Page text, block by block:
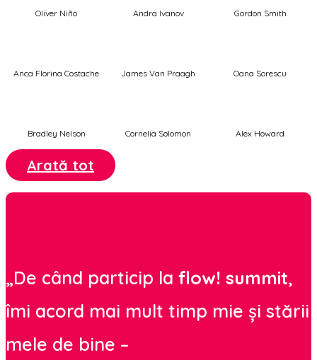
Oliver Niño Andra Ivanov Gordon Smith
Anca Florina Costache James Van Praagh Oana Sorescu
Bradley Nelson Cornelia Solomon Alex Howard
Arată tot
„De când particip la flow! summit,
îmi acord mai mult timp mie și stării
mele de bine –